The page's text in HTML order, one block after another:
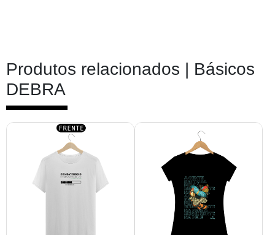
Produtos relacionados | Básicos
DEBRA